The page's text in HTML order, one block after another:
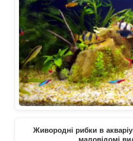
Живородні рибки в